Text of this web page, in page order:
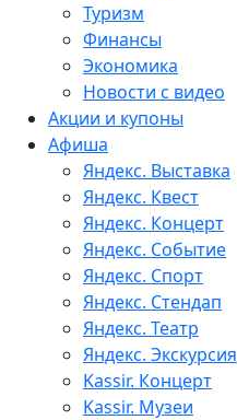
Туризм
Финансы
Экономика
Новости с видео
Акции и купоны
Афиша
Яндекс. Выставка
Яндекс. Квест
Яндекс. Концерт
Яндекс. Событие
Яндекс. Спорт
Яндекс. Стендап
Яндекс. Театр
Яндекс. Экскурсия
Kassir. Концерт
Kassir. Музеи